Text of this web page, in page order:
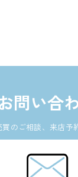
問い合
のご相談、来店予